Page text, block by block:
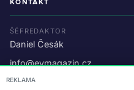
KONTAKT
ŠÉFREDAKTOR
Daniel Česák
info@evmagazin.cz
O nás
REKLAMA